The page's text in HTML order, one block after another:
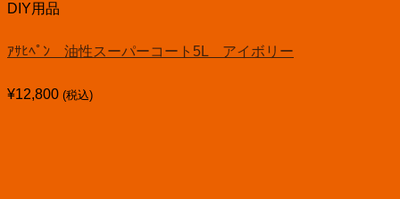
DIY用品
ｱｻﾋﾍﾟﾝ 油性スーパーコート5L アイボリー
¥12,800 (税込)